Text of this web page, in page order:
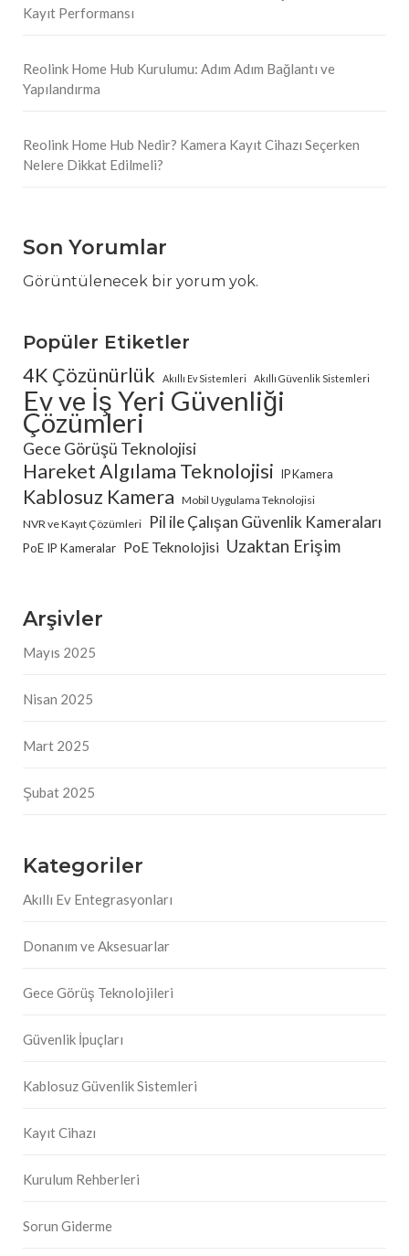
Kayıt Performansı
Reolink Home Hub Kurulumu: Adım Adım Bağlantı ve
Yapılandırma
Reolink Home Hub Nedir? Kamera Kayıt Cihazı Seçerken
Nelere Dikkat Edilmeli?
Son Yorumlar
Görüntülenecek bir yorum yok.
Popüler Etiketler
4K Çözünürlük Akıllı Ev Sistemleri Akıllı Güvenlik Sistemleri
Ev ve İş Yeri Güvenliği
Çözümleri
Gece Görüşü Teknolojisi
Hareket Algılama Teknolojisi IP Kamera
Kablosuz Kamera Mobil Uygulama Teknolojisi
NVR ve Kayıt Çözümleri
Pil ile Çalışan Güvenlik Kameraları
PoE IP Kameralar PoE Teknolojisi Uzaktan Erişim
Arşivler
Mayıs 2025
Nisan 2025
Mart 2025
Şubat 2025
Kategoriler
Akıllı Ev Entegrasyonları
Donanım ve Aksesuarlar
Gece Görüş Teknolojileri
Güvenlik İpuçları
Kablosuz Güvenlik Sistemleri
Kayıt Cihazı
Kurulum Rehberleri
Sorun Giderme